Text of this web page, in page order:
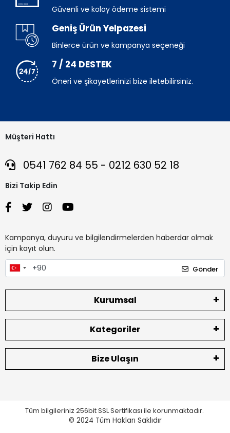
Güvenli ve kolay ödeme sistemi
Geniş Ürün Yelpazesi
Binlerce ürün ve kampanya seçeneği
7 / 24 DESTEK
Öneri ve şikayetlerinizi bize iletebilirsiniz.
Müşteri Hattı
0541 762 84 55 - 0212 630 52 18
Bizi Takip Edin
Kampanya, duyuru ve bilgilendirmelerden haberdar olmak
için kayıt olun.
Gönder
Kurumsal
Kategoriler
Bize Ulaşın
Tüm bilgileriniz 256bit SSL Sertifikası ile korunmaktadır.
© 2024 Tüm Hakları Saklıdır